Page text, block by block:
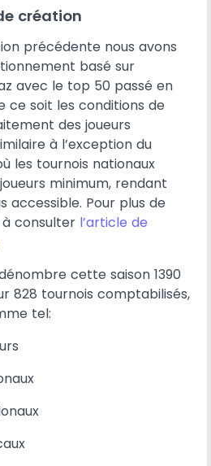
création
précédente nous avons
basé sur
avec le top 50 passé en
ce soit les conditions de
des joueurs
à l’exception du
les tournois nationaux
minimum, rendant
accessible. Pour plus de
à consulter l’article de
cette saison 1390
828 tournois comptabilisés,
tel: